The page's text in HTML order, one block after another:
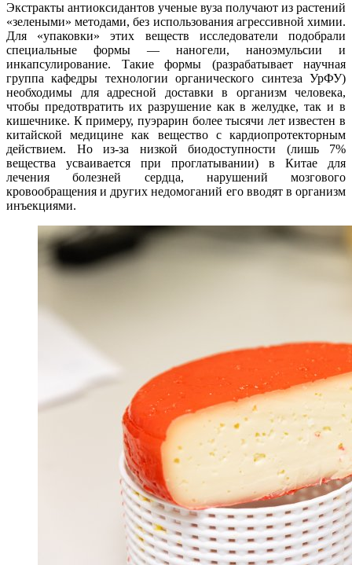
Экстракты антиоксидантов ученые вуза получают из растений
«зелеными» методами, без использования агрессивной химии.
Для «упаковки» этих веществ исследователи подобрали
специальные формы — наногели, наноэмульсии и
инкапсулирование. Такие формы (разрабатывает научная
группа кафедры технологии органического синтеза УрФУ)
необходимы для адресной доставки в организм человека,
чтобы предотвратить их разрушение как в желудке, так и в
кишечнике. К примеру, пуэрарин более тысячи лет известен в
китайской медицине как вещество с кардиопротекторным
действием. Но из-за низкой биодоступности (лишь 7%
вещества усваивается при проглатывании) в Китае для
лечения болезней сердца, нарушений мозгового
кровообращения и других недомоганий его вводят в организм
инъекциями.